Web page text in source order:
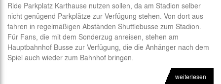
Ride Parkplatz Karthause nutzen sollen, da am Stadion selber
nicht genügend Parkplätze zur Verfügung stehen. Von dort aus
fahren in regelmäßigen Abständen Shuttlebusse zum Stadion.
Für Fans, die mit dem Sonderzug anreisen, stehen am
Hauptbahnhof Busse zur Verfügung, die die Anhänger nach dem
Spiel auch wieder zum Bahnhof bringen.
weiterlesen